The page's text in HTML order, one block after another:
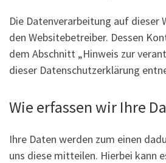
Die Datenverarbeitung auf dieser
den Websitebetreiber. Dessen
dem Abschnitt „Hinweis zur
dieser Datenschutzerklärung
Wie erfassen wir Ihre
Ihre Daten werden zum einen
uns diese mitteilen. Hierbei kann